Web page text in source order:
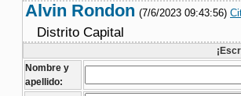
Alvin Rondon (7/6/2023 09:43:56)
Distrito Capital
Nombre y
apellido: